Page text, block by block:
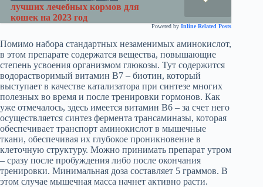
лучших лечебных кормов для
кошек на 2023 год
Powered by Inline Related Posts
Помимо набора стандартных незаменимых аминокислот,
в этом препарате содержатся вещества, повышающие
степень усвоения организмом глюкозы. Тут содержится
водорастворимый витамин В7 – биотин, который
выступает в качестве катализатора при синтезе многих
полезных во время и после тренировки гормонов. Как
уже отмечалось, здесь имеется витамин В6 – за счет него
осуществляется синтез фермента трансаминазы, которая
обеспечивает транспорт аминокислот в мышечные
ткани, обеспечивая их глубокое проникновение в
клеточную структуру. Можно принимать препарат утром
– сразу после пробуждения либо после окончания
тренировки. Минимальная доза составляет 5 граммов. В
этом случае мышечная масса начнет активно расти.